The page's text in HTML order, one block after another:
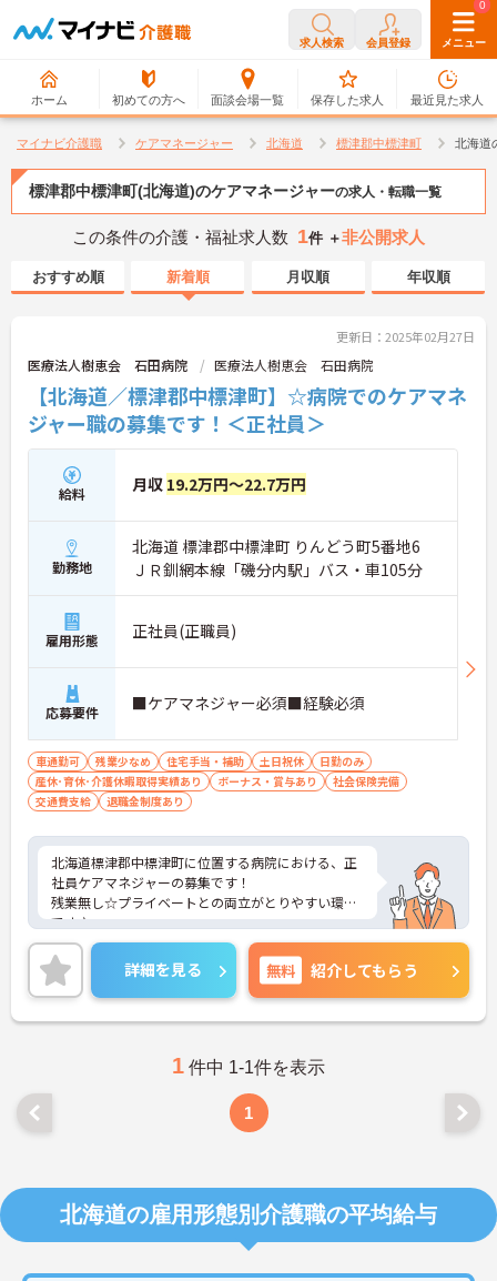
求人検索 会員登録 メニュー
ホーム 初めての方へ 面談会場一覧
0
保存した求人
0
最近見た求人
マイナビ介護職 ケアマネージャー 北海道 標津郡中標津町 北海道
標津郡中標津町(北海道)のケアマネージャーの求人・転職一覧
この条件の介護・福祉求人数 1件 ＋非公開求人
おすすめ順 新着順 月収順 年収順
更新日：2025年02月27日
医療法人樹恵会 石田病院 医療法人樹恵会 石田病院
【北海道／標津郡中標津町】☆病院でのケアマネ
ジャー職の募集です！＜正社員＞
給料 月収 19.2万円～22.7万円
勤務地
北海道 標津郡中標津町 りんどう町5番地6
ＪＲ釧網本線「磯分内駅」バス・車105分
雇用形態 正社員(正職員)
応募要件 ■ケアマネジャー必須■経験必須
車通勤可 残業少なめ 住宅手当・補助 土日祝休
日勤のみ
産休･育休･介護休暇取得実績あり
ボーナス・賞与あり
社会保険完備
交通費支給
退職金制度あり
北海道標津郡中標津町に位置する病院における、正
社員ケアマネジャーの募集です！
残業無し☆プライベートとの両立がとりやすい環境
です♪
ご興味ある方には、面接対策ポイントなど、さらに
詳細をお話しいたしますのでお気軽にご相談くださ
い。
詳細を見る 無料 紹介してもらう
1 件中 1-1件を表示
1
北海道の雇用形態別介護職の平均給与